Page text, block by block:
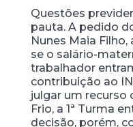
Questões
pauta. A pedido
Nunes Maia Filho,
se o salário-
trabalhador
contribuição ao
julgar um recurso
Frio, a 1ª Turma
decisão, porém,